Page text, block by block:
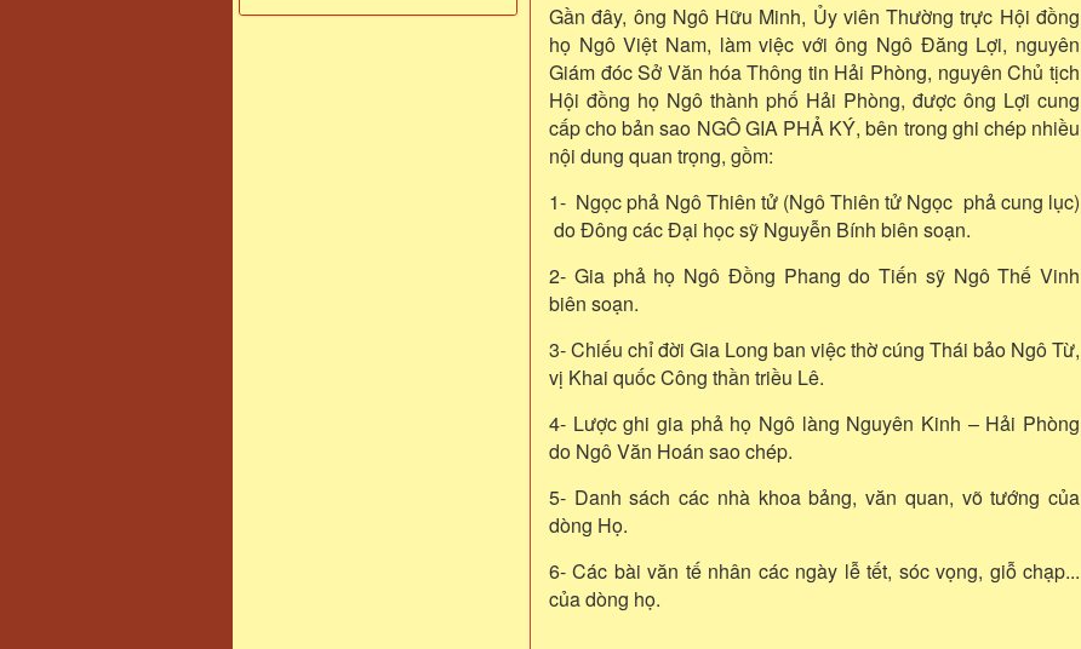
Gần đây, ông Ngô Hữu Minh, Ủy viên Thường trực Hội đồng
họ Ngô Việt Nam, làm việc với ông Ngô Đăng Lợi, nguyên
Giám đóc Sở Văn hóa Thông tin Hải Phòng, nguyên Chủ tịch
Hội đồng họ Ngô thành phố Hải Phòng, được ông Lợi cung
cấp cho bản sao NGÔ GIA PHẢ KÝ, bên trong ghi chép nhiều
nội dung quan trọng, gồm:
1- Ngọc phả Ngô Thiên tử (Ngô Thiên tử Ngọc phả cung lục)
do Đông các Đại học sỹ Nguyễn Bính biên soạn.
2- Gia phả họ Ngô Đồng Phang do Tiến sỹ Ngô Thế Vinh
biên soạn.
3- Chiếu chỉ đời Gia Long ban việc thờ cúng Thái bảo Ngô Từ,
vị Khai quốc Công thần triều Lê.
4- Lược ghi gia phả họ Ngô làng Nguyên Kinh – Hải Phòng
do Ngô Văn Hoán sao chép.
5- Danh sách các nhà khoa bảng, văn quan, võ tướng của
dòng Họ.
6- Các bài văn tế nhân các ngày lễ tết, sóc vọng, giỗ chạp...
của dòng họ.